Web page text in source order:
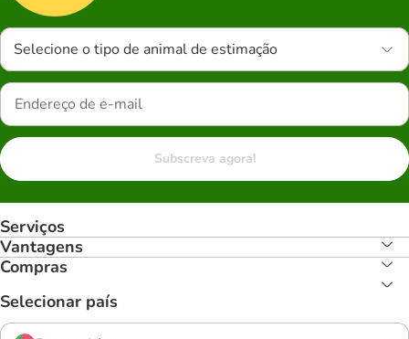
Selecione o tipo de animal de estimação
Subscreva agora!
Serviços
Vantagens
Compras
Selecionar país